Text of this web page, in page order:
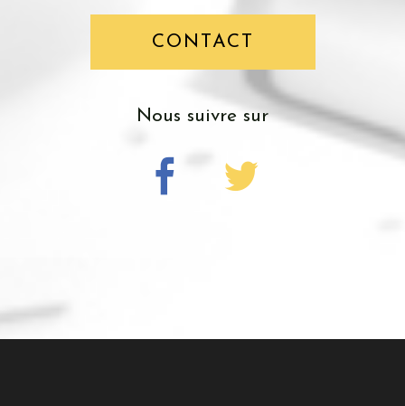
CONTACT
nous suivre sur